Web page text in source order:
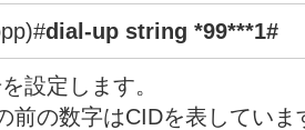
dial-up string *99***1#
設定します。
の数字はCIDを表していま